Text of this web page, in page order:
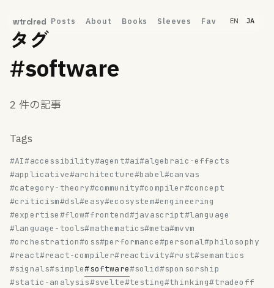
wtrclred Posts About Books Sleeves Fav EN JA
タグ
#software
2 件の記事
Tags
#AI#accessibility#agent#ai#algebraic-effects
#applicative#architecture#babel#canvas
#category-theory#community#compiler#concept
#criticism#dsl#easy#ecosystem#engineering
#expertise#flow#frontend#javascript#language
#language-tools#mathematics#meta#mvvm
#orchestration#oss#performance#personal#philosophy
#react#react-compiler#reactivity#rust#semantics
#signals#simple#software#solid#sponsorship
#static-analysis#svelte#testing#thinking#tradeoff